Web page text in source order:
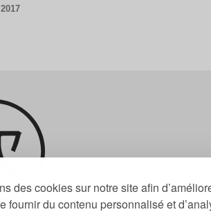
des cookies sur notre site afin
fournir du contenu personnalisé et